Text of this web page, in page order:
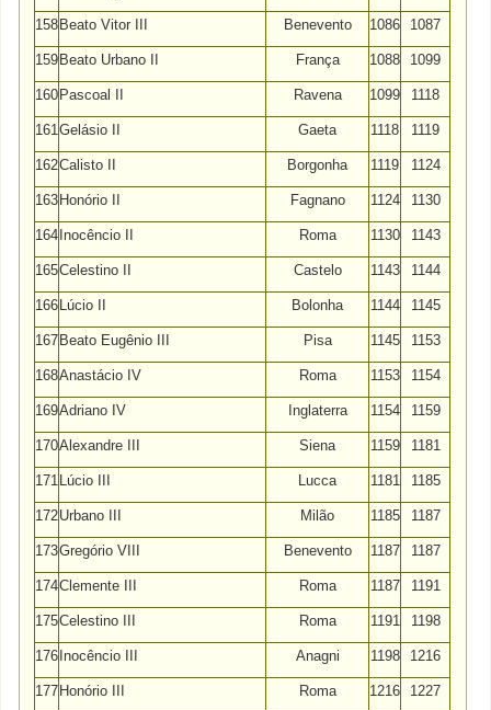
158 Beato Vitor III Benevento 1086 1087
159 Beato Urbano II França 1088 1099
160 Pascoal II Ravena 1099 1118
161Gelásio II Gaeta 1118 1119
162Calisto II Borgonha 1119 1124
163 Honório II Fagnano 1124 1130
164 Inocêncio II Roma 1130 1143
165Celestino II Castelo 1143 1144
166 Lúcio II Bolonha 1144 1145
167 Beato Eugênio III Pisa 1145 1153
168Anastácio IV Roma 1153 1154
169Adriano IV Inglaterra 1154 1159
170Alexandre III Siena 1159 1181
171 Lúcio III Lucca 1181 1185
172Urbano III Milão 1185 1187
173Gregório VIII Benevento 1187 1187
174Clemente III Roma 1187 1191
175Celestino III Roma 1191 1198
176 Inocêncio III Anagni 1198 1216
177 Honório III Roma 1216 1227